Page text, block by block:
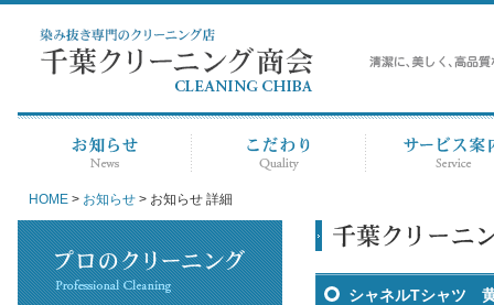
HOME > お知らせ > お知らせ 詳細
シャネルTシャツ